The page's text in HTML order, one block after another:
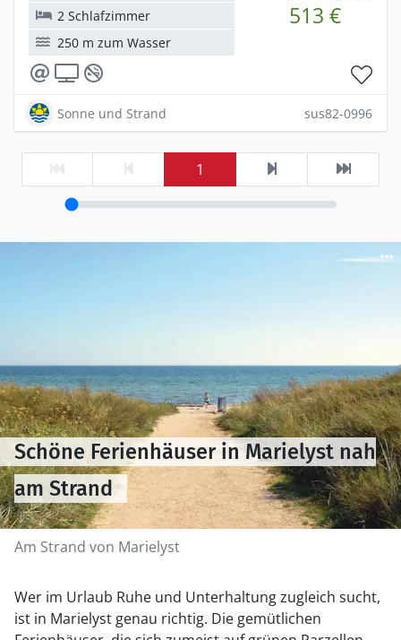
513 €
2 Schlafzimmer
250 m zum Wasser
Sonne und Strand sus82-0996
1
Am Strand von Marielyst
Schöne Ferienhäuser in Marielyst nah
am Strand
Wer im Urlaub Ruhe und Unterhaltung zugleich sucht,
ist in Marielyst genau richtig. Die gemütlichen